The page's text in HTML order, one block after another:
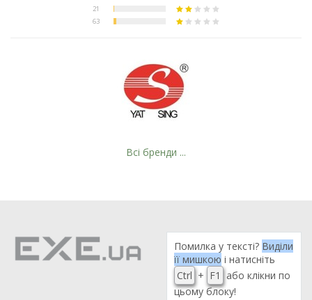
974
90
Всі бренди ...
Помилка у тексті? Виділи
її мишкою і натисніть
Ctrl + F1
або клікни по
цьому блоку!